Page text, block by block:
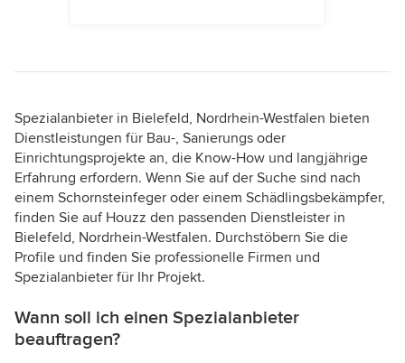
Spezialanbieter in Bielefeld, Nordrhein-Westfalen bieten
Dienstleistungen für Bau-, Sanierungs oder
Einrichtungsprojekte an, die Know-How und langjährige
Erfahrung erfordern. Wenn Sie auf der Suche sind nach
einem Schornsteinfeger oder einem Schädlingsbekämpfer,
finden Sie auf Houzz den passenden Dienstleister in
Bielefeld, Nordrhein-Westfalen. Durchstöbern Sie die
Profile und finden Sie professionelle Firmen und
Spezialanbieter für Ihr Projekt.
Wann soll ich einen Spezialanbieter
beauftragen?